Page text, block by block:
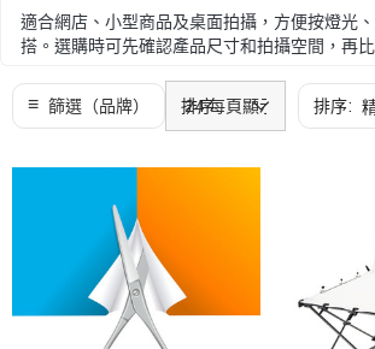
適合網店、小型商品及桌面拍攝，方便按燈光
搭。選購時可先確認產品尺寸和拍攝空間，再
選購時可先確認產品尺寸和拍攝空間，再比較
光控制和收納需要。